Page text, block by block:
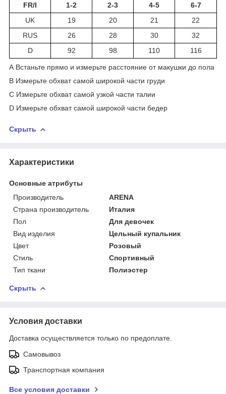
FR/I
1-2 2-3 4-5
6-7
UK
19 20 21
22
RUS
26 28 30
32
D
92 98 110 116
A Встаньте прямо и измерьте расстояние от макушки до пола
B Измерьте обхват самой широкой части груди
C Измерьте обхват самой узкой части талии
D Измерьте обхват самой широкой части бедер
Скрыть
Характеристики
Основные атрибуты
Производитель
ARENA
Страна производитель
Италия
Пол
Для девочек
Вид изделия
Цельный купальник
Цвет
Розовый
Стиль
Спортивный
Тип ткани
Полиэстер
Скрыть
Условия доставки
Доставка осуществляется только по предоплате.
Самовывоз
Транспортная компания
Все условия доставки